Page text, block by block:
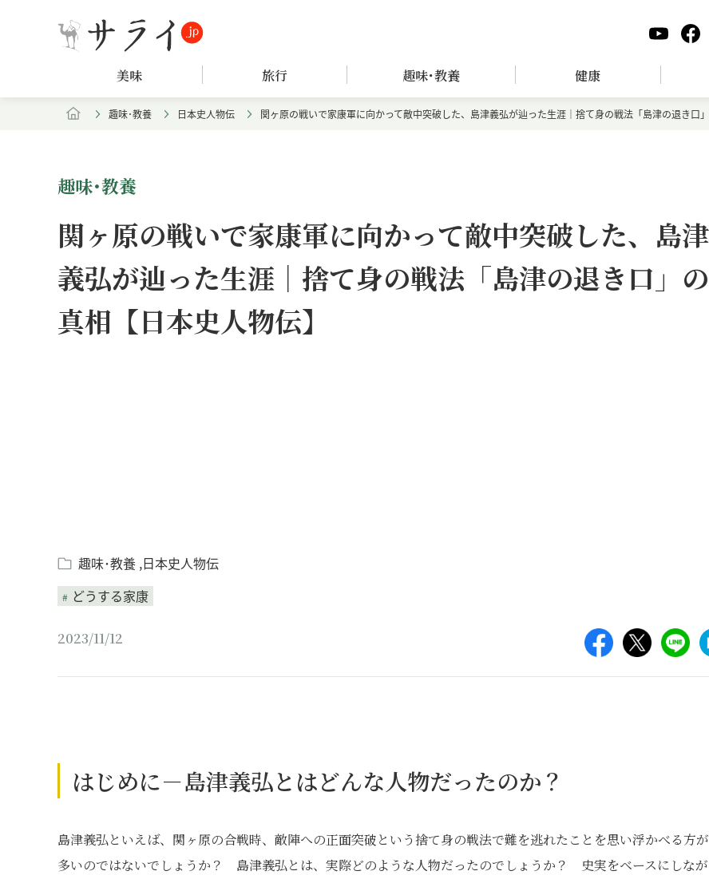
美味 旅行 趣味･教養 健康
趣味･教養 日本史人物伝 関ヶ原の戦いで家康軍に向かって敵中突破した、島津義弘が辿った生涯｜捨て身の戦法「島津の退き口
趣味･教養
関ヶ原の戦いで家康軍に向かって敵中突破した、島津
義弘が辿った生涯｜捨て身の戦法「島津の退き口」の
真相【日本史人物伝】
趣味･教養 日本史人物伝
どうする家康
2023/11/12
はじめに－島津義弘とはどんな人物だったのか？
島津義弘といえば、関ヶ原の合戦時、敵陣への正面突破という捨て身の戦法で難を逃れたことを思い浮かべる方が
多いのではないでしょうか？ 島津義弘とは、実際どのような人物だったのでしょうか？ 史実をベースにしなが